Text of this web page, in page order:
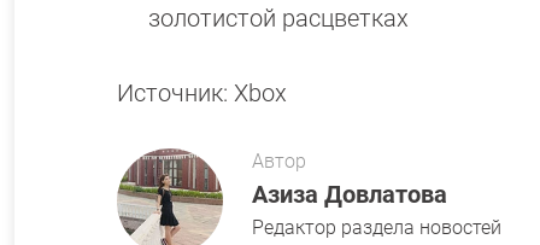
золотистой расцветках
Источник: Xbox
Автор
Азиза Довлатова
Редактор раздела новостей